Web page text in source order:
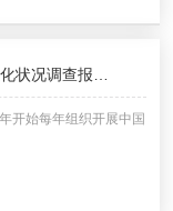
状况调查报…
始每年组织开展中国